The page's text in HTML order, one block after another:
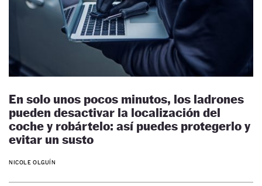
En solo unos pocos minutos, los ladrones
pueden desactivar la localización del
coche y robártelo: así puedes protegerlo y
evitar un susto
NICOLE OLGUÍN